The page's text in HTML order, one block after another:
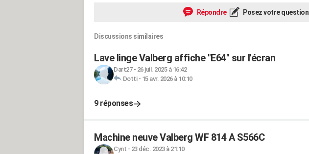
Répondre Posez votre question
Discussions similaires
Lave linge Valberg affiche "E64" sur l'écran
Dart27- 26 juil. 2025 à 16:42
Dotti- 15 avr. 2026 à 10:10
9 réponses
Machine neuve Valberg WF 814 A S566C
Cynt - 23 déc. 2023 à 21:10